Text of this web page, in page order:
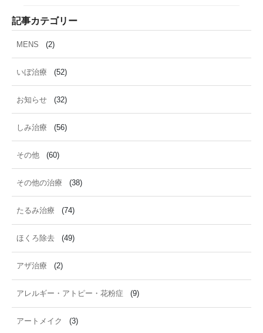
記事カテゴリー
MENS (2)
いぼ治療 (52)
お知らせ (32)
しみ治療 (56)
その他 (60)
その他の治療 (38)
たるみ治療 (74)
ほくろ除去 (49)
アザ治療 (2)
アレルギー・アトピー・花粉症 (9)
アートメイク (3)